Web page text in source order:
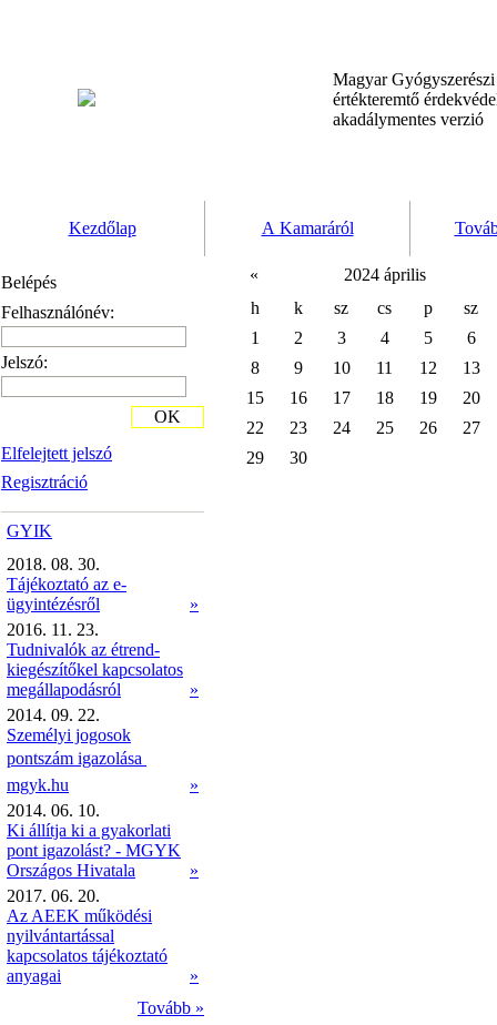
Magyar
értékteremtő
akadálymentes verzió
Kezdőlap A Kamaráról
Belépés
Felhasználónév:
Jelszó:
Elfelejtett jelszó
Regisztráció
OK
GYIK
2018. 08. 30.
Tájékoztató az e-
ügyintézésről
»
2016. 11. 23.
Tudnivalók az étrend-
kiegészítőkel kapcsolatos
megállapodásról
»
2014. 09. 22.
Személyi jogosok
pontszám igazolása 
mgyk.hu
»
2014. 06. 10.
Ki állítja ki a gyakorlati
pont igazolást? - MGYK
Országos Hivatala
»
2017. 06. 20.
Az AEEK működési
nyilvántartással
kapcsolatos tájékoztató
anyagai
»
Tovább »
«
2024 április
h
k sz cs p
sz
1
2 3 4 5
6
8
9 10 11 12
13
15
16 17 18 19
20
22
23 24 25 26
27
29
30